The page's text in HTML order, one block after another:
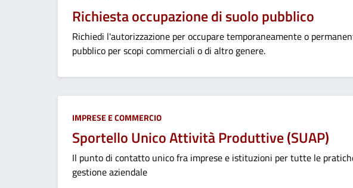
Richiesta occupazione di suolo pubblico
Richiedi l'autorizzazione per occupare temporaneamente o
pubblico per scopi commerciali o di altro genere.
Categoria:
IMPRESE E COMMERCIO
Sportello Unico Attività Produttive (SUAP)
Il punto di contatto unico fra imprese e istituzioni per tutte le
gestione aziendale